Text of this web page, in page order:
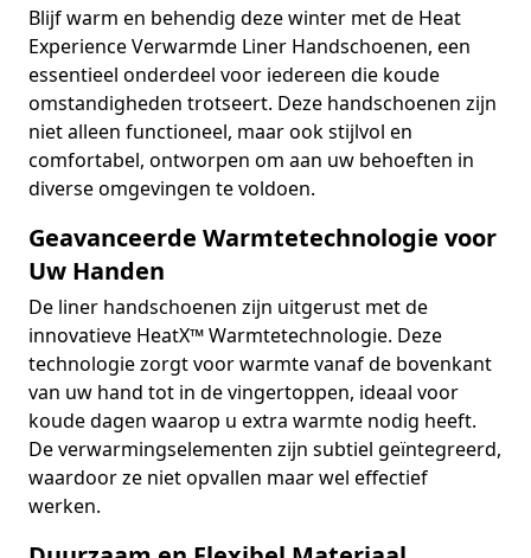
Blijf warm en behendig deze winter met de Heat
Experience Verwarmde Liner Handschoenen, een
essentieel onderdeel voor iedereen die koude
omstandigheden trotseert. Deze handschoenen zijn
niet alleen functioneel, maar ook stijlvol en
comfortabel, ontworpen om aan uw behoeften in
diverse omgevingen te voldoen.
Geavanceerde Warmtetechnologie voor
Uw Handen
De liner handschoenen zijn uitgerust met de
innovatieve HeatX™ Warmtetechnologie. Deze
technologie zorgt voor warmte vanaf de bovenkant
van uw hand tot in de vingertoppen, ideaal voor
koude dagen waarop u extra warmte nodig heeft.
De verwarmingselementen zijn subtiel geïntegreerd,
waardoor ze niet opvallen maar wel effectief
werken.